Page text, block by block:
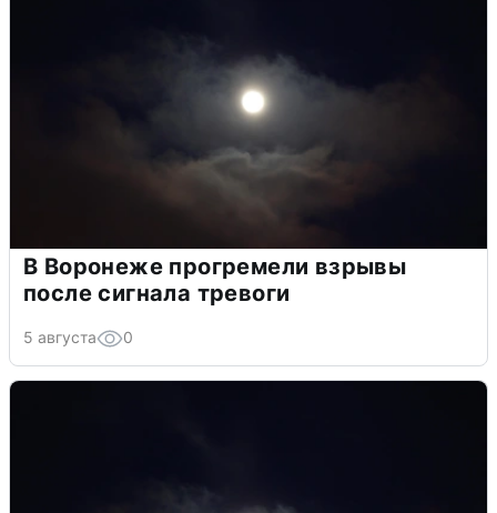
В Воронеже прогремели взрывы
после сигнала тревоги
5 августа 0